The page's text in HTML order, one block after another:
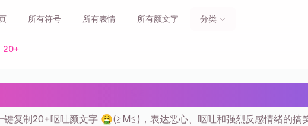
所有符号 所有表情 所有颜文字 分类
20+
键复制20+呕吐颜文字 🤮(≧M≦)，表达恶心、呕吐和强烈反感情绪的搞